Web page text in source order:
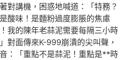
對講機，困惑地喊道：「特務？
酸味！是麵粉過度膨脹的焦慮
我的陳年老蒜泥需要每隔三小時
對面傳來K-999崩潰的尖叫聲，
：「重點不是蒜泥！重點是**時